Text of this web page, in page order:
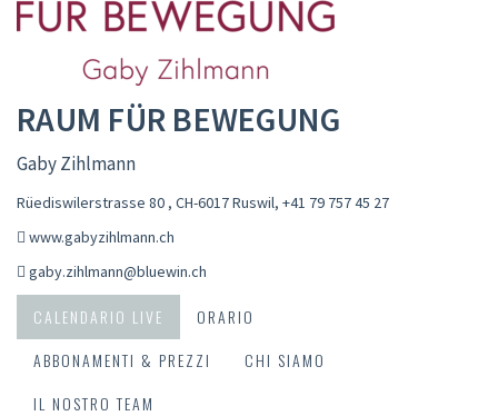
RAUM FÜR BEWEGUNG
Gaby Zihlmann
Rüediswilerstrasse 80 , CH-6017 Ruswil, +41 79 757 45 27
www.gabyzihlmann.ch
gaby.zihlmann@bluewin.ch
CALENDARIO LIVE
ORARIO
ABBONAMENTI & PREZZI
CHI SIAMO
IL NOSTRO TEAM